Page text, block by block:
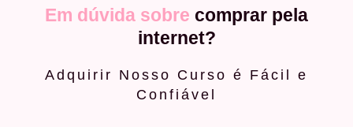
Em dúvida sobre comprar pela
internet?
Adquirir Nosso Curso é Fácil e
Confiável